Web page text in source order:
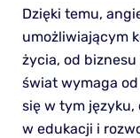
Dzięki temu,
umożliwiającym
życia, od biznesu
świat wymaga
się w tym
w edukacji i